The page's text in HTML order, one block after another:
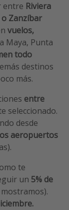
entre Riviera
o Zanzíbar
vuelos,
Maya, Punta
todo
destinos
más.
entre
seleccionado.
desde
aeropuertos
te
un 5% de